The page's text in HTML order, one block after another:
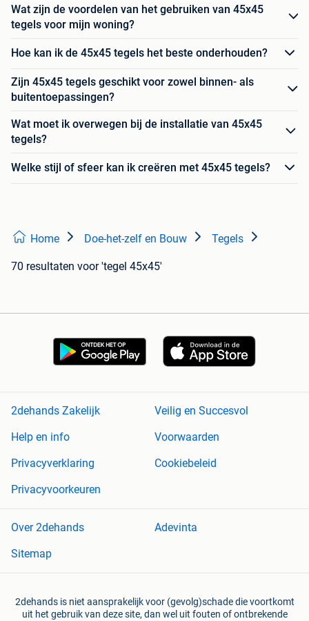
Wat zijn de voordelen van het gebruiken van 45x45
tegels voor mijn woning?
Hoe kan ik de 45x45 tegels het beste onderhouden?
Zijn 45x45 tegels geschikt voor zowel binnen- als
buitentoepassingen?
Wat moet ik overwegen bij de installatie van 45x45
tegels?
Welke stijl of sfeer kan ik creëren met 45x45 tegels?
Home Doe-het-zelf en Bouw Tegels
70 resultaten voor 'tegel 45x45'
2dehands Zakelijk
Veilig en Succesvol
Help en info
Voorwaarden
Privacyverklaring
Cookiebeleid
Privacyvoorkeuren
Over 2dehands
Adevinta
Sitemap
2dehands is niet aansprakelijk voor (gevolg)schade die voortkomt
uit het gebruik van deze site, dan wel uit fouten of ontbrekende